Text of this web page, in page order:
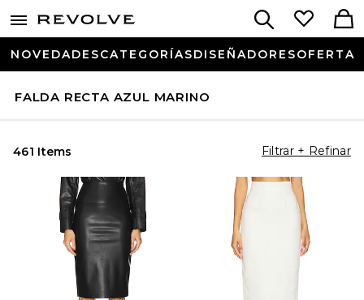
NOVEDADESCATEGORÍASDISEÑADORESOFERTA
FALDA RECTA AZUL MARINO
461 Items Filtrar + Refinar